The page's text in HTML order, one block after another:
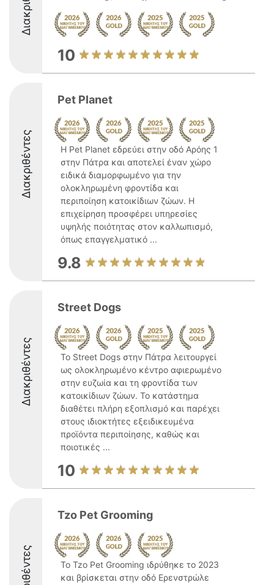
10
Διακριθέντες
Pet Planet
Η Pet Planet εδρεύει στην οδό Αρόης 1
στην Πάτρα και αποτελεί έναν χώρο
ειδικά διαμορφωμένο για την
ολοκληρωμένη φροντίδα και
περιποίηση κατοικίδιων ζώων. Η
επιχείρηση προσφέρει υπηρεσίες
υψηλής ποιότητας στον καλλωπισμό,
όπως επαγγελματικό ...
9.8
Διακριθέντες
Street Dogs
Το Street Dogs στην Πάτρα λειτουργεί
ως ολοκληρωμένο κέντρο αφιερωμένο
στην ευζωία και τη φροντίδα των
κατοικίδιων ζώων. Το κατάστημα
διαθέτει πλήρη εξοπλισμό και παρέχει
στους ιδιοκτήτες εξειδικευμένα
προϊόντα περιποίησης, καθώς και
ποιοτικές ...
10
Tzo Pet Grooming
Το Tzo Pet Grooming ιδρύθηκε το 2023
και βρίσκεται στην οδό Ερενστρώλε